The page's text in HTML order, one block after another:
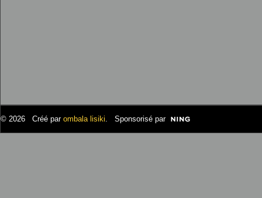
© 2026 Créé par ombala lisiki. Sponsorisé par